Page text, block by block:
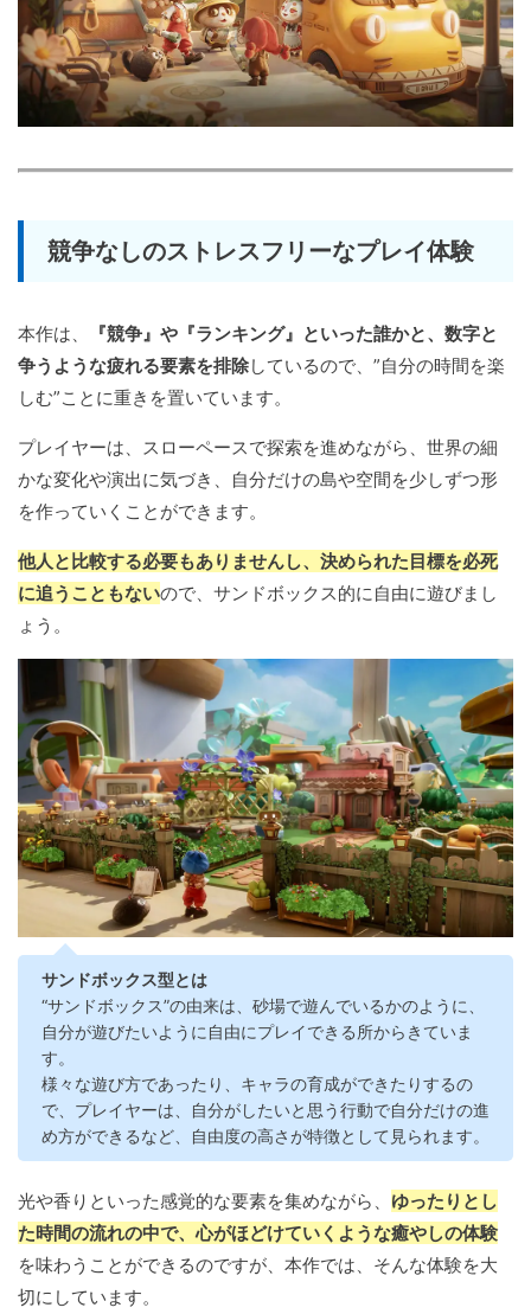
競争なしのストレスフリーなプレイ体験
本作は、
『競争』や『ランキング』といった誰かと、数字と
争うような疲れる要素を排除しているので、”自分の時間を楽
しむ”ことに重きを置いています。
プレイヤーは、スローペースで探索を進めながら、世界の細
かな変化や演出に気づき、自分だけの島や空間を少しずつ形
を作っていくことができます。
他人と比較する必要もありませんし、決められた目標を必死
に追うこともないので、サンドボックス的に自由に遊びまし
ょう。
サンドボックス型とは
“サンドボックス”の由来は、砂場で遊んでいるかのように、
自分が遊びたいように自由にプレイできる所からきていま
す。
様々な遊び方であったり、キャラの育成ができたりするの
で、プレイヤーは、自分がしたいと思う行動で自分だけの進
め方ができるなど、自由度の高さが特徴として見られます。
光や香りといった感覚的な要素を集めながら、 ゆったりとし
た時間の流れの中で、心がほどけていくような癒やしの体験
を味わうことができるのですが、本作では、そんな体験を大
切にしています。